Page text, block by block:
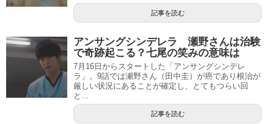
記事を読む
アンサングシンデレラ 瀬野さんは治験
で奇跡起こる？七尾の笑みの意味は
7月16日からスタートした「アンサングシンデレ
ラ」。9話では瀬野さん（田中圭）が癌であり根治が
厳しい状況にあることが確定し、とてもつらい回
と...
記事を読む